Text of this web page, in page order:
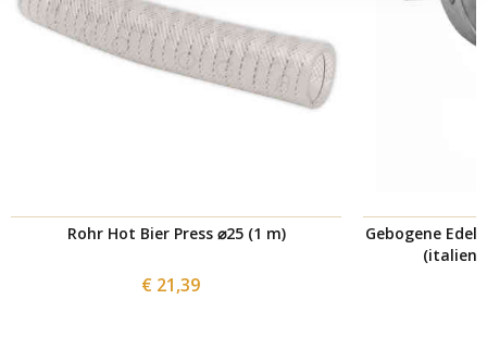
Rohr Hot Bier Press ⌀25 (1 m)
€ 21,39
Gebogene